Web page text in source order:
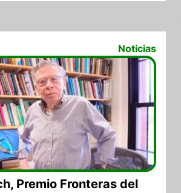
Noticias
Premio Fronteras del